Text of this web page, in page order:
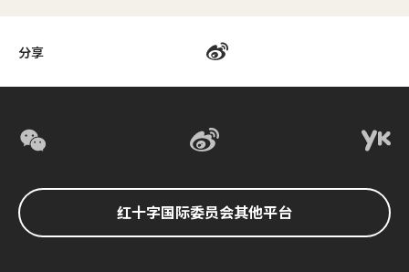
分享
红十字国际委员会其他平台